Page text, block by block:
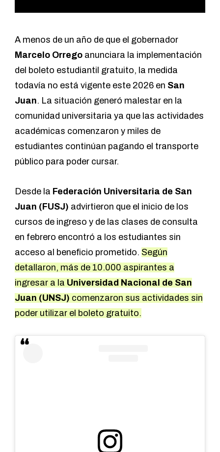
A menos de un año de que el gobernador
Marcelo Orrego anunciara la implementación
del boleto estudiantil gratuito, la medida
todavía no está vigente este 2026 en San
Juan. La situación generó malestar en la
comunidad universitaria ya que las actividades
académicas comenzaron y miles de
estudiantes continúan pagando el transporte
público para poder cursar.
Desde la Federación Universitaria de San
Juan (FUSJ) advirtieron que el inicio de los
cursos de ingreso y de las clases de consulta
en febrero encontró a los estudiantes sin
acceso al beneficio prometido. Según
detallaron, más de 10.000 aspirantes a
ingresar a la Universidad Nacional de San
Juan (UNSJ) comenzaron sus actividades sin
poder utilizar el boleto gratuito.